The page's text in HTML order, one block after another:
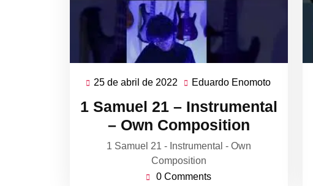
25 de abril de 2022
25
abril
de
2022
Eduardo Enomoto
1 Samuel 21 – Instrumental
– Own Composition
1 Samuel 21 - Instrumental - Own
Composition
0 Comments